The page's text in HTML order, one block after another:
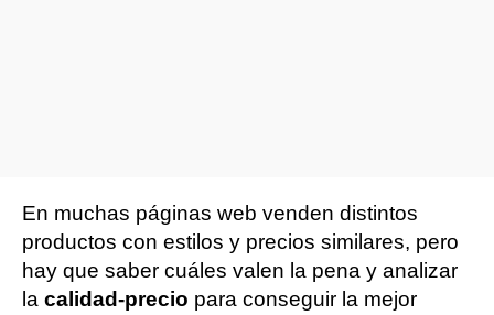
En muchas páginas web venden distintos
productos con estilos y precios similares, pero
hay que saber cuáles valen la pena y analizar
la calidad-precio para conseguir la mejor